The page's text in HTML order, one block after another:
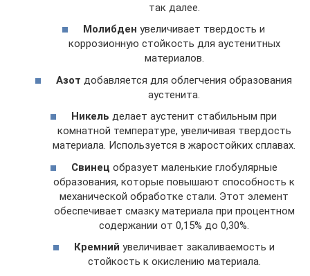
так далее.
Молибден увеличивает твердость и
коррозионную стойкость для аустенитных
материалов.
Азот добавляется для облегчения образования
аустенита.
Никель делает аустенит стабильным при
комнатной температуре, увеличивая твердость
материала. Используется в жаростойких сплавах.
Свинец образует маленькие глобулярные
образования, которые повышают способность к
механической обработке стали. Этот элемент
обеспечивает смазку материала при процентном
содержании от 0,15% до 0,30%.
Кремний увеличивает закаливаемость и
стойкость к окислению материала.